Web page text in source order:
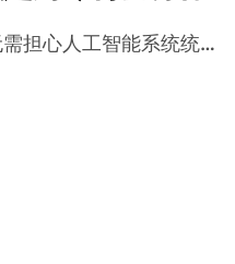
需担心人工智能系统统…